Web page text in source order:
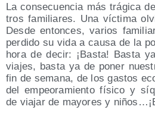
La con­se­cuen­cia más trá­gi­ca
tros fami­lia­res. Una víc­ti­ma
Des­de enton­ces, varios
per­di­do su vida a cau­sa de la
hora de decir: ¡Bas­ta! Bas­ta
via­jes, bas­ta ya de poner
fin de sema­na, de los gas­tos
del empeo­ra­mien­to físi­co y
de via­jar de mayo­res y